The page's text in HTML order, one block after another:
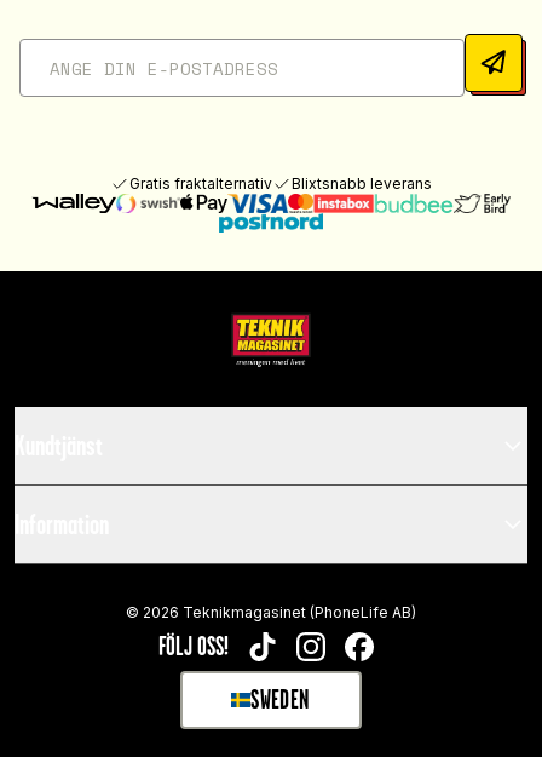
Gratis fraktalternativ Blixtsnabb leverans
FÖLJ OSS! TIKTOKINSTAGRAMFACEBOOK
SWEDEN
SELECT MARKET
© 2026 Teknikmagasinet (PhoneLife AB)